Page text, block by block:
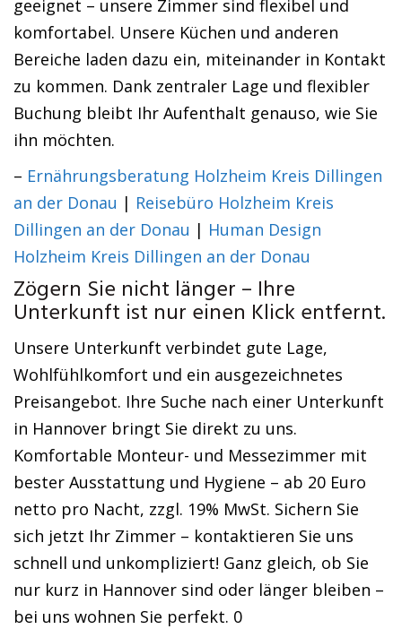
geeignet – unsere Zimmer sind flexibel und
komfortabel. Unsere Küchen und anderen
Bereiche laden dazu ein, miteinander in Kontakt
zu kommen. Dank zentraler Lage und flexibler
Buchung bleibt Ihr Aufenthalt genauso, wie Sie
ihn möchten.
– Ernährungsberatung Holzheim Kreis Dillingen
an der Donau | Reisebüro Holzheim Kreis
Dillingen an der Donau | Human Design
Holzheim Kreis Dillingen an der Donau
Zögern Sie nicht länger – Ihre
Unterkunft ist nur einen Klick entfernt.
Unsere Unterkunft verbindet gute Lage,
Wohlfühlkomfort und ein ausgezeichnetes
Preisangebot. Ihre Suche nach einer Unterkunft
in Hannover bringt Sie direkt zu uns.
Komfortable Monteur- und Messezimmer mit
bester Ausstattung und Hygiene – ab 20 Euro
netto pro Nacht, zzgl. 19% MwSt. Sichern Sie
sich jetzt Ihr Zimmer – kontaktieren Sie uns
schnell und unkompliziert! Ganz gleich, ob Sie
nur kurz in Hannover sind oder länger bleiben –
bei uns wohnen Sie perfekt. 0